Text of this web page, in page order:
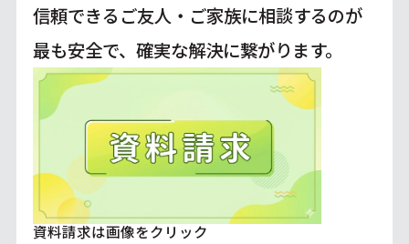
信頼できるご友人・ご家族に相談するのが
最も安全で、確実な解決に繋がります。
資料請求は画像をクリック